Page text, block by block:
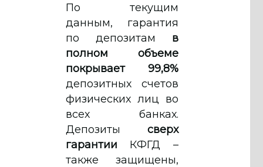
По текущим
данным, гарантия
по депозитам в
полном объеме
покрывает 99,8%
депозитных счетов
физических лиц во
всех банках.
Депозиты сверх
гарантии КФГД –
также защищены,